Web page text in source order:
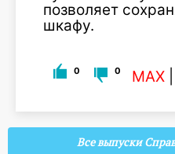
позволяет
шкафу.
0 0 MAX
Все выпуски